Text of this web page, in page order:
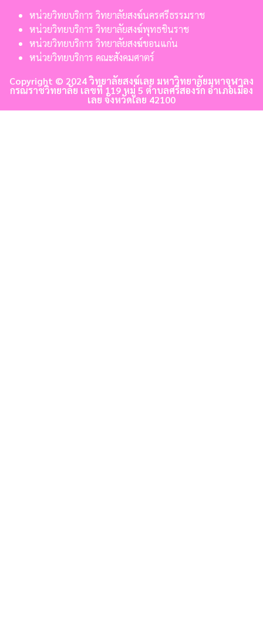
หน่วยวิทยบริการ วิทยาลัยสงฆ์นครศรีธรรมราช
หน่วยวิทยบริการ วิทยาลัยสงฆ์พุทธชินราช
หน่วยวิทยบริการ วิทยาลัยสงฆ์ขอนแก่น
หน่วยวิทยบริการ คณะสังคมศาตร์
Copyright © 2024 วิทยาลัยสงฆ์เลย มหาวิทยาลัยมหาจุฬาลง
กรณราชวิทยาลัย เลขที่ 119 หมู่ 5 ตำบลศรีสองรัก อำเภอเมือง
เลย จังหวัดเลย 42100